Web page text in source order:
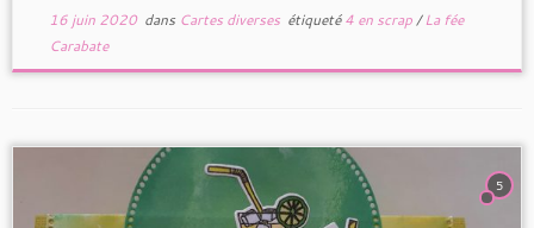
16 juin 2020dans Cartes diverses étiqueté4 en scrap/La fée
Carabate
5